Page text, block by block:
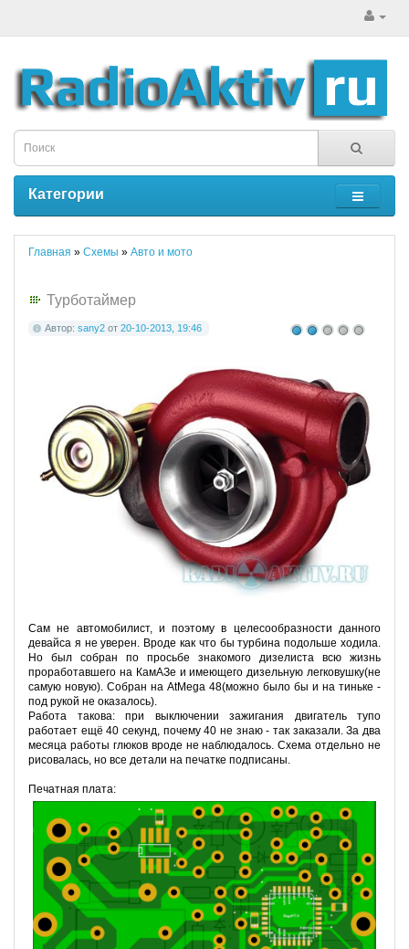
Категории
Главная » Схемы » Авто и мото
Турботаймер
Автор: sany2 от 20-10-2013, 19:46
Сам не автомобилист, и поэтому в целесообразности данного
девайса я не уверен. Вроде как что бы турбина подольше ходила.
Но был собран по просьбе знакомого дизелиста всю жизнь
проработавшего на КамАЗе и имеющего дизельную легковушку(не
самую новую). Собран на AtMega 48(можно было бы и на тиньке -
под рукой не оказалось).
Работа такова: при выключении зажигания двигатель тупо
работает ещё 40 секунд, почему 40 не знаю - так заказали. За два
месяца работы глюков вроде не наблюдалось. Схема отдельно не
рисовалась, но все детали на печатке подписаны.
Печатная плата: